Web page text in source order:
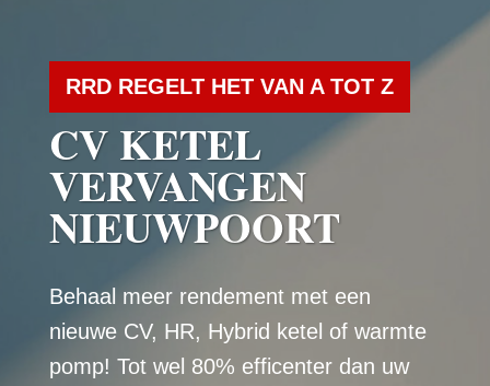
RRD REGELT HET VAN A TOT Z
CV KETEL
VERVANGEN
NIEUWPOORT
Behaal meer rendement met een
nieuwe CV, HR, Hybrid ketel of warmte
pomp! Tot wel 80% efficenter dan uw